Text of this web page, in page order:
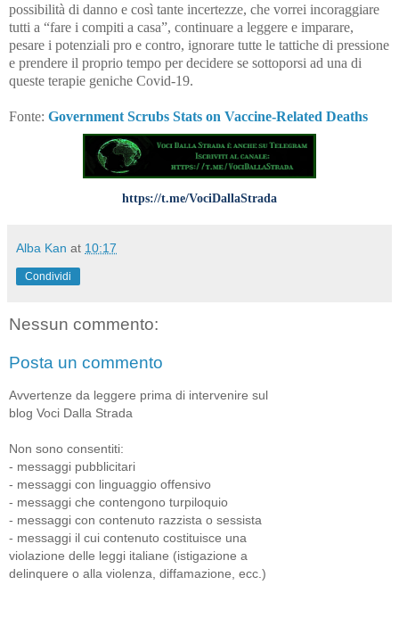
possibilità di danno e così tante incertezze, che vorrei incoraggiare
tutti a “fare i compiti a casa”, continuare a leggere e imparare,
pesare i potenziali pro e contro, ignorare tutte le tattiche di pressione
e prendere il proprio tempo per decidere se sottoporsi ad una di
queste terapie geniche Covid-19.
Fonte: Government Scrubs Stats on Vaccine-Related Deaths
https://t.me/VociDallaStrada
Alba Kan at 10:17
Condividi
Nessun commento:
Posta un commento
Avvertenze da leggere prima di intervenire sul
blog Voci Dalla Strada
Non sono consentiti:
- messaggi pubblicitari
- messaggi con linguaggio offensivo
- messaggi che contengono turpiloquio
- messaggi con contenuto razzista o sessista
- messaggi il cui contenuto costituisce una
violazione delle leggi italiane (istigazione a
delinquere o alla violenza, diffamazione, ecc.)